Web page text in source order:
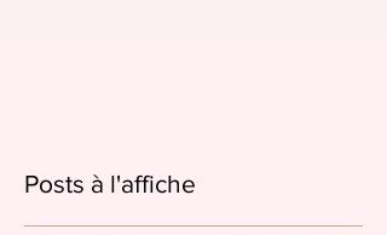
Posts à l'affiche